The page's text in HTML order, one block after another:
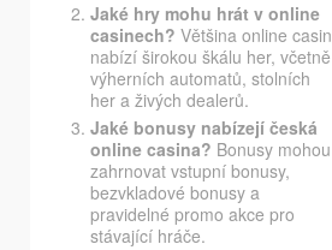
Jaké hry mohu hrát v online
casinech? Většina online casin
nabízí širokou škálu her, včetně
výherních automatů, stolních
her a živých dealerů.
Jaké bonusy nabízejí česká
online casina? Bonusy mohou
zahrnovat vstupní bonusy,
bezvkladové bonusy a
pravidelné promo akce pro
stávající hráče.